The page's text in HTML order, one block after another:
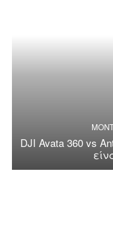
DJI Avata 360 vs